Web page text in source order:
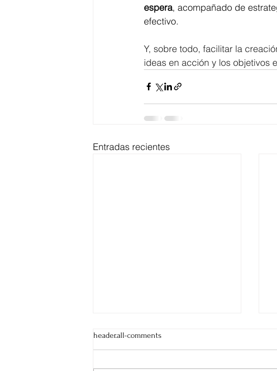
espera, acompañado de
efectivo.
Y, sobre todo, facilitar la
ideas en acción y los objetivos
Entradas recientes
header.all-comments